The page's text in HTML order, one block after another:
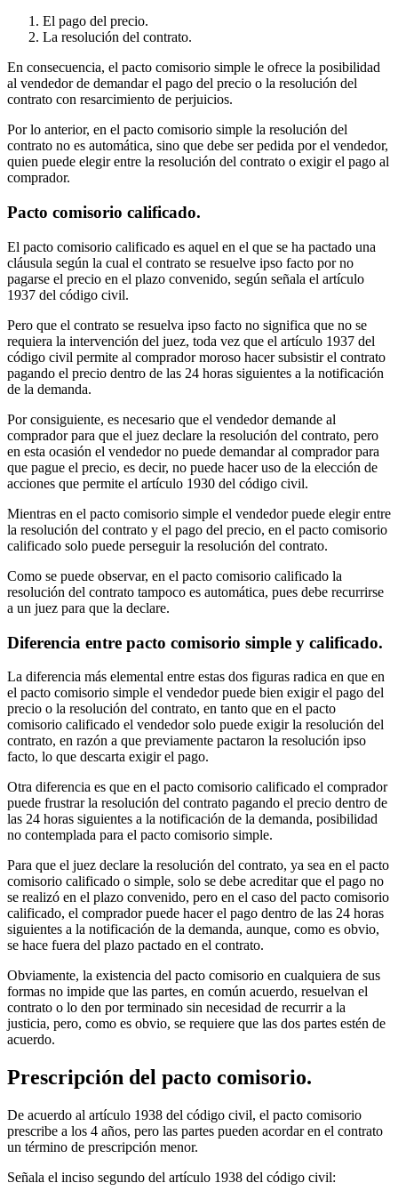
El pago del precio.
La resolución del contrato.
En consecuencia, el pacto comisorio simple le ofrece la posibilidad
al vendedor de demandar el pago del precio o la resolución del
contrato con resarcimiento de perjuicios.
Por lo anterior, en el pacto comisorio simple la resolución del
contrato no es automática, sino que debe ser pedida por el vendedor,
quien puede elegir entre la resolución del contrato o exigir el pago al
comprador.
Pacto comisorio calificado.
El pacto comisorio calificado es aquel en el que se ha pactado una
cláusula según la cual el contrato se resuelve ipso facto por no
pagarse el precio en el plazo convenido, según señala el artículo
1937 del código civil.
Pero que el contrato se resuelva ipso facto no significa que no se
requiera la intervención del juez, toda vez que el artículo 1937 del
código civil permite al comprador moroso hacer subsistir el contrato
pagando el precio dentro de las 24 horas siguientes a la notificación
de la demanda.
Por consiguiente, es necesario que el vendedor demande al
comprador para que el juez declare la resolución del contrato, pero
en esta ocasión el vendedor no puede demandar al comprador para
que pague el precio, es decir, no puede hacer uso de la elección de
acciones que permite el artículo 1930 del código civil.
Mientras en el pacto comisorio simple el vendedor puede elegir entre
la resolución del contrato y el pago del precio, en el pacto comisorio
calificado solo puede perseguir la resolución del contrato.
Como se puede observar, en el pacto comisorio calificado la
resolución del contrato tampoco es automática, pues debe recurrirse
a un juez para que la declare.
Diferencia entre pacto comisorio simple y calificado.
La diferencia más elemental entre estas dos figuras radica en que en
el pacto comisorio simple el vendedor puede bien exigir el pago del
precio o la resolución del contrato, en tanto que en el pacto
comisorio calificado el vendedor solo puede exigir la resolución del
contrato, en razón a que previamente pactaron la resolución ipso
facto, lo que descarta exigir el pago.
Otra diferencia es que en el pacto comisorio calificado el comprador
puede frustrar la resolución del contrato pagando el precio dentro de
las 24 horas siguientes a la notificación de la demanda, posibilidad
no contemplada para el pacto comisorio simple.
Para que el juez declare la resolución del contrato, ya sea en el pacto
comisorio calificado o simple, solo se debe acreditar que el pago no
se realizó en el plazo convenido, pero en el caso del pacto comisorio
calificado, el comprador puede hacer el pago dentro de las 24 horas
siguientes a la notificación de la demanda, aunque, como es obvio,
se hace fuera del plazo pactado en el contrato.
Obviamente, la existencia del pacto comisorio en cualquiera de sus
formas no impide que las partes, en común acuerdo, resuelvan el
contrato o lo den por terminado sin necesidad de recurrir a la
justicia, pero, como es obvio, se requiere que las dos partes estén de
acuerdo.
Prescripción del pacto comisorio.
De acuerdo al artículo 1938 del código civil, el pacto comisorio
prescribe a los 4 años, pero las partes pueden acordar en el contrato
un término de prescripción menor.
Señala el inciso segundo del artículo 1938 del código civil: